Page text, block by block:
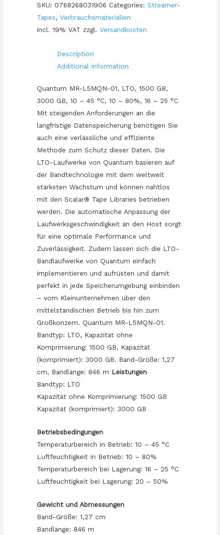
Ultrium
5
-
TB
quantity
SKU:0768268031906 Categories:Streamer-
Tapes,Verbrauchsmaterialien
incl. 19% VAT zzgl.Versandkosten
Description
Additional information
Quantum MR-L5MQN-01, LTO, 1500 GB,
3000 GB, 10 – 45 °C, 10 – 80%, 16 – 25 °C
Mit steigenden Anforderungen an die
langfristige Datenspeicherung benötigen Sie
auch eine verlässliche und effiziente
Methode zum Schutz dieser Daten. Die
LTO-Laufwerke von Quantum basieren auf
der Bandtechnologie mit dem weltweit
stärksten Wachstum und können nahtlos
mit den Scalar® Tape Libraries betrieben
werden. Die automatische Anpassung der
Laufwerksgeschwindigkeit an den Host sorgt
für eine optimale Performance und
Zuverlässigkeit. Zudem lassen sich die LTO-
Bandlaufwerke von Quantum einfach
implementieren und aufrüsten und damit
perfekt in jede Speicherumgebung einbinden
– vom Kleinunternehmen über den
mittelständischen Betrieb bis hin zum
Großkonzern. Quantum MR-L5MQN-01.
Bandtyp: LTO, Kapazität ohne
Komprimierung: 1500 GB, Kapazität
(komprimiert): 3000 GB. Band-Größe: 1,27
cm, Bandlänge: 846 m Leistungen
Bandtyp: LTO
Kapazität ohne Komprimierung: 1500 GB
Kapazität (komprimiert): 3000 GB
Betriebsbedingungen
Temperaturbereich in Betrieb: 10 – 45 °C
Luftfeuchtigkeit in Betrieb: 10 – 80%
Temperaturbereich bei Lagerung: 16 – 25 °C
Luftfeuchtigkeit bei Lagerung: 20 – 50%
Gewicht und Abmessungen
Band-Größe: 1,27 cm
Bandlänge: 846 m